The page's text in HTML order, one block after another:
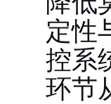
定性
控系
环节